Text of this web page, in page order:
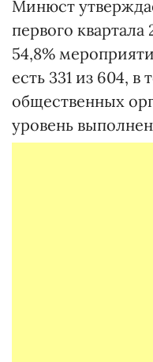
Минюст
первого
54,8%
есть 331 из 604,
общественных
уровень